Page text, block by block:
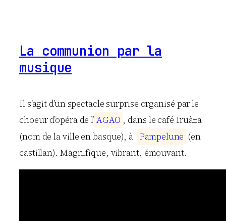
La communion par la
musique
Il s’agit d’un spectacle surprise organisé par le
choeur d’opéra de l’AGAO , dans le café Iruà±a
(nom de la ville en basque), à Pampelune (en
castillan). Magnifique, vibrant, émouvant.